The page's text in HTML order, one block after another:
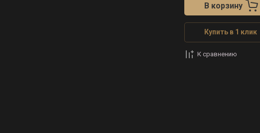
В корзину
Купить в 1 клик
К сравнению